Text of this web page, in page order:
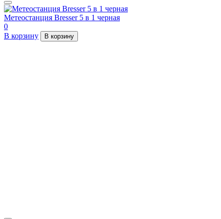
Метеостанция Bresser 5 в 1 черная
0
В корзину
В корзину